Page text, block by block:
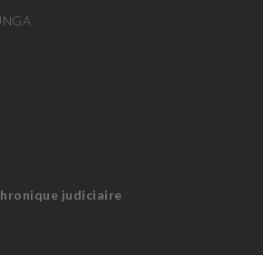
judiciaire